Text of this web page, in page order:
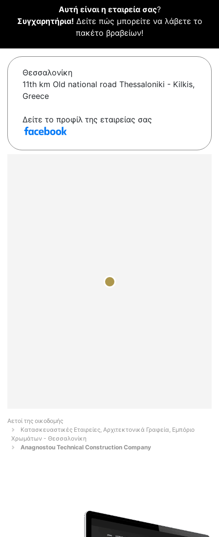
Αυτή είναι η εταιρεία σας?
Συγχαρητήρια! Δείτε πώς μπορείτε να λάβετε το
πακέτο βραβείων!
Θεσσαλονίκη
11th km Old national road Thessaloniki - Kilkis,
Greece
Δείτε το προφίλ της εταιρείας σας
Αετοί της οικοδομής
Κατασκευαστικές Εταιρείες, Αρχιτεκτονικά Γραφεία, Εμπόριο
Χρωμάτων - Θεσσαλονίκη
Anagnostou Technical Construction Company